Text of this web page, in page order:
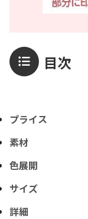
目次
プライス
素材
色展開
サイズ
詳細